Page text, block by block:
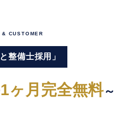
CUSTOMER
整備士採用」
1ヶ月完全無料～